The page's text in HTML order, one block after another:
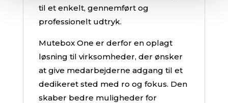
til et enkelt, gennemført og
professionelt udtryk.
Mutebox One er derfor en oplagt
løsning til virksomheder, der ønsker
at give medarbejderne adgang til et
dedikeret sted med ro og fokus. Den
skaber bedre muligheder for